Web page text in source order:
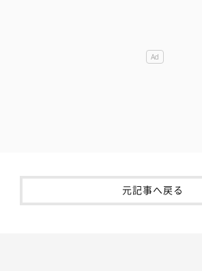
元記事へ戻る